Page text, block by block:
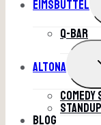
Eimsbüttel
Q-Bar
Altona
Blog